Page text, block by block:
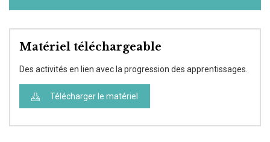
Matériel téléchargeable
Des activités en lien avec la progression des apprentissages.
Télécharger le matériel